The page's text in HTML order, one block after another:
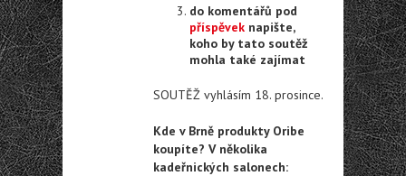
do komentářů pod
příspěvek napište,
koho by tato soutěž
mohla také zajímat
SOUTĚŽ vyhlásím 18. prosince.
Kde v Brně produkty Oribe
koupíte? V několika
kadeřnických salonech: